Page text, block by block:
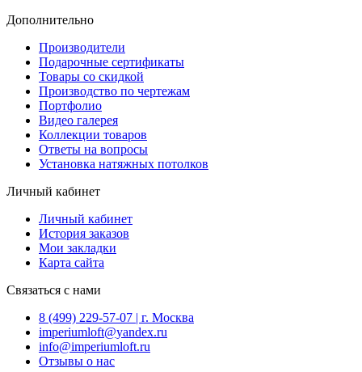
Дополнительно
Производители
Подарочные сертификаты
Товары со скидкой
Производство по чертежам
Портфолио
Видео галерея
Коллекции товаров
Ответы на вопросы
Установка натяжных потолков
Личный кабинет
Личный кабинет
История заказов
Мои закладки
Карта сайта
Связаться с нами
8 (499) 229-57-07 | г. Москва
imperiumloft@yandex.ru
info@imperiumloft.ru
Отзывы о нас